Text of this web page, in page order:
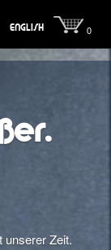
ENGLISH 0
unserer Zeit.